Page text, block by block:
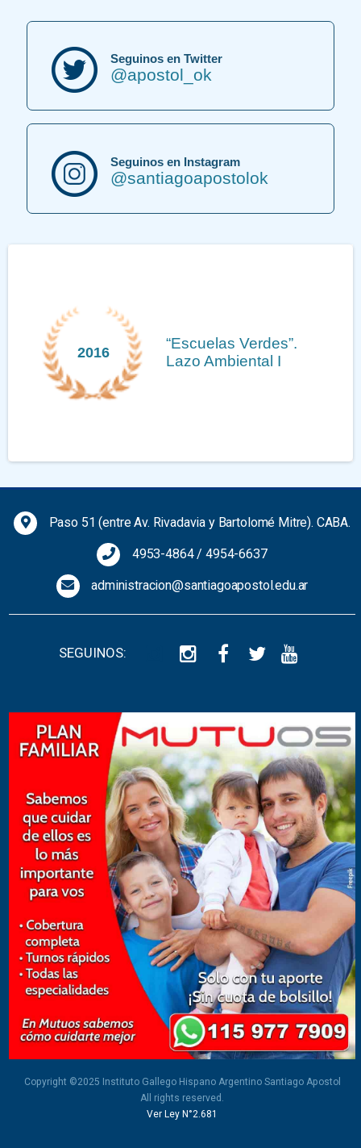
Seguinos en Twitter
@apostol_ok
Seguinos en Instagram
@santiagoapostolok
2016
“Escuelas Verdes”.
Lazo Ambiental I
Paso 51 (entre Av. Rivadavia y Bartolomé Mitre). CABA.
4953-4864/4954-6637
administracion@santiagoapostol.edu.ar
SEGUINOS:
Copyright ©2025 Instituto Gallego Hispano Argentino Santiago Apostol
All rights reserved.
Ver Ley N°2.681